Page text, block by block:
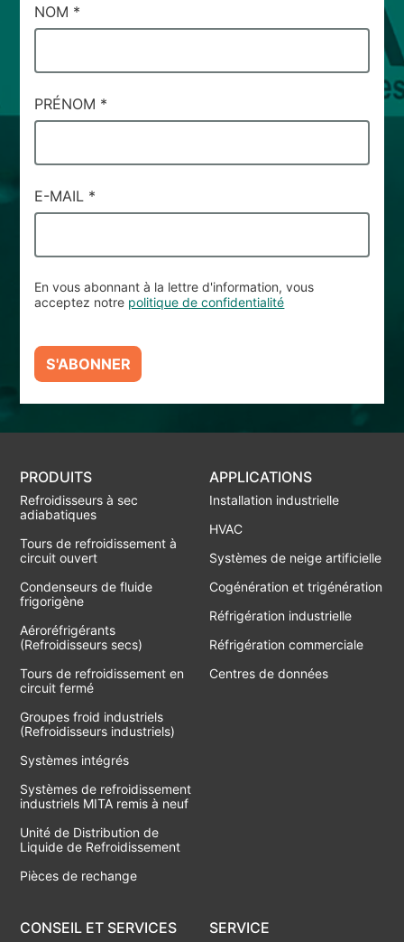
CAMPI
DI
NOM *
PRÉNOM *
E-MAIL *
En vous abonnant à la lettre d'information, vous
acceptez notre politique de confidentialité
S'ABONNER
PRODUITS
Refroidisseurs à sec
adiabatiques
Tours de refroidissement à
circuit ouvert
Condenseurs de fluide
frigorigène
Aéroréfrigérants
(Refroidisseurs secs)
Tours de refroidissement en
circuit fermé
Groupes froid industriels
(Refroidisseurs industriels)
Systèmes intégrés
Systèmes de refroidissement
industriels MITA remis à neuf
Unité de Distribution de
Liquide de Refroidissement
Pièces de rechange
APPLICATIONS
Installation industrielle
HVAC
Systèmes de neige artificielle
Cogénération et trigénération
Réfrigération industrielle
Réfrigération commerciale
Centres de données
CONSEIL ET SERVICES SERVICE